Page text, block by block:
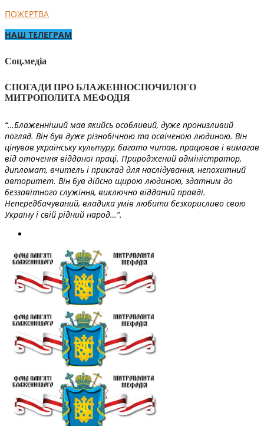
ПОЖЕРТВА
НАШ ТЕЛЕГРАМ
Соц.медіа
СПОГАДИ ПРО БЛАЖЕННОСПОЧИЛОГО
МИТРОПОЛИТА МЕФОДІЯ
“…Блаженніший мав якийсь особливий, дуже пронизливий
погляд. Він був дуже різнобічною та освіченою людиною. Він
цінував українську культуру, багато читав, працював і вимагав
від оточення відданої праці. Природжений адміністратор,
дипломат, вчитель і приклад для наслідування, непохитний
авторитет. Він був дійсно щирою людиною, здатним до
беззавітного служіння, виключно відданий правді.
Непередбачуваний, владика умів любити безкорисливо свою
Україну і свій рідний народ…”.